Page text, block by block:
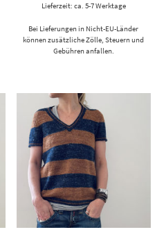
Lieferzeit: ca. 5-7 Werktage
Bei Lieferungen in Nicht-EU-Länder
können zusätzliche Zölle, Steuern und
Gebühren anfallen.
Dieses Produkt weist mehrere Varianten auf. Die Optionen können auf der Produktseite gewählt werden